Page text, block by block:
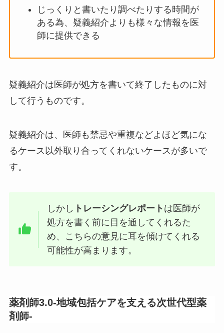
じっくりと書いたり調べたりする時間が
ある為、疑義紹介よりも様々な情報を医
師に提供できる
疑義紹介は医師が処方を書いて終了したものに対
して行うものです。
疑義紹介は、医師も禁忌や重複などよほど気にな
るケース以外取り合ってくれないケースが多いで
す。
しかし トレーシングレポート は医師が
処方を書く前に目を通してくれるた
め、こちらの意見に耳を傾けてくれる
可能性が高まります。
薬剤師3.0-地域包括ケアを支える次世代型薬
剤師-